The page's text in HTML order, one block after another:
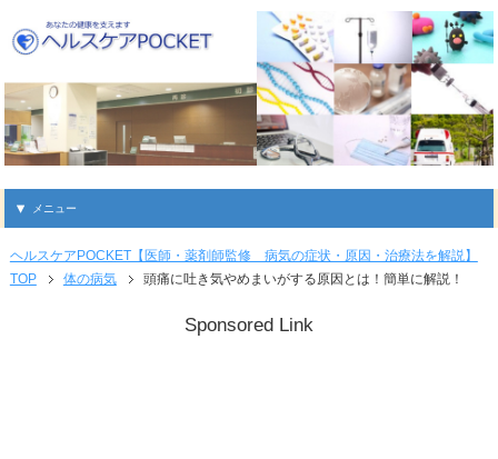
メニュー
ヘルスケアPOCKET【医師・薬剤師監修 病気の症状・原因・治療法を解説】
TOP
体の病気 頭痛に吐き気やめまいがする原因とは！簡単に解説！
Sponsored Link